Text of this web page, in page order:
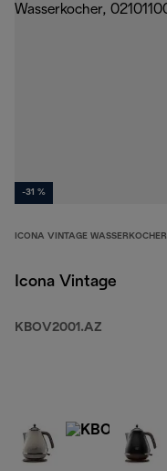
-31 %
ICONA VINTAGE WASSERKOCHER
Icona Vintage
KBOV2001.AZ